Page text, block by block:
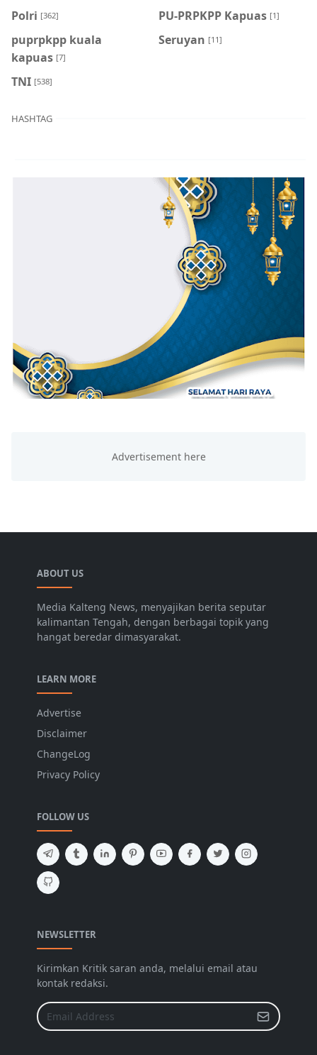
Polri [362] PU-PRPKPP Kapuas [1]
puprpkpp kuala
kapuas [7]
Seruyan [11]
TNI [538]
HASHTAG
ABOUT US
Media Kalteng News, menyajikan berita seputar
kalimantan Tengah, dengan berbagai topik yang
hangat beredar dimasyarakat.
LEARN MORE
Advertise
Disclaimer
ChangeLog
Privacy Policy
FOLLOW US
NEWSLETTER
Kirimkan Kritik saran anda, melalui email atau
kontak redaksi.